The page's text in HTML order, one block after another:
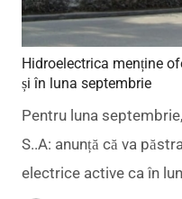
Hidroelectrica menține
și în luna septembrie
Pentru luna
S..A: anunță că va
electrice active ca în